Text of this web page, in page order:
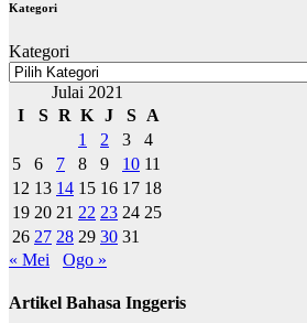
Kategori
Kategori
Julai 2021
I
S R K J S
A
1
2 3
4
5
6 7 8 9 10 11
12 13 14 15 16 17 18
19 20 21 22 23 24 25
26 27 28 29 30 31
« Mei
Ogo »
Artikel Bahasa Inggeris